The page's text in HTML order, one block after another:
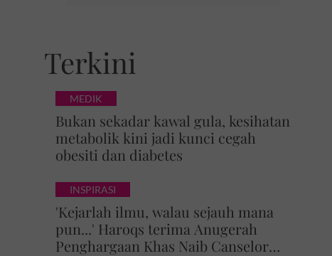
Terkini
MEDIK
Bukan sekadar kawal gula, kesihatan
metabolik kini jadi kunci cegah
obesiti dan diabetes
INSPIRASI
'Kejarlah ilmu, walau sejauh mana
pun...' Haroqs terima Anugerah
Penghargaan Khas Naib Canselor